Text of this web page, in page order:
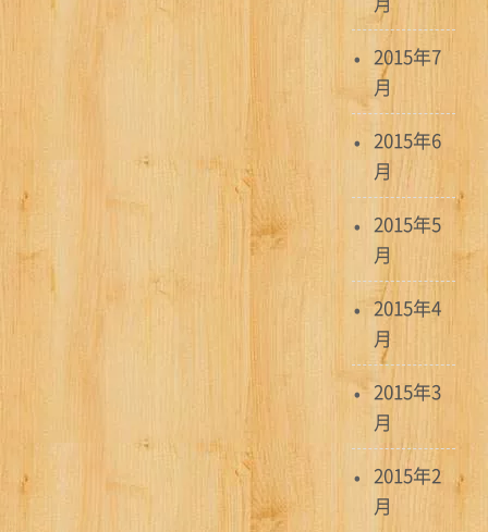
2015年7
月
2015年6
月
2015年5
月
2015年4
月
2015年3
月
2015年2
月